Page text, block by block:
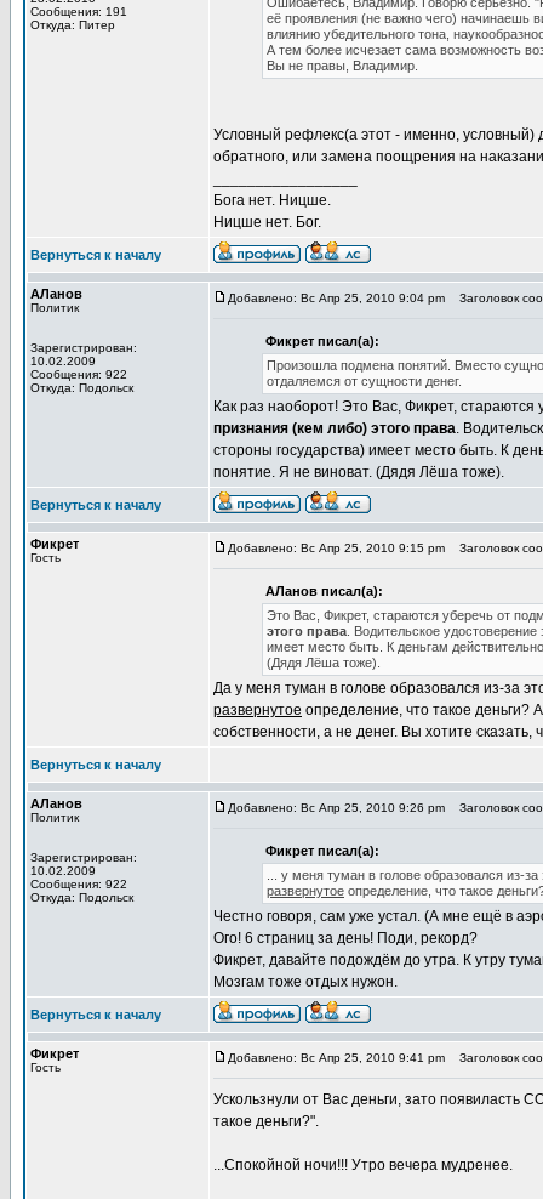
Сообщения: 191
Откуда: Питер
её проявления (не важно чего) начинаешь
влиянию убедительного тона,
А тем более исчезает сама возможность
Вы не правы, Владимир.
Условный рефлекс(а этот - именно, условный)
обратного, или замена поощрения на
Бога нет. Ницше.
Ницше нет. Бог.
Вернуться к началу
АЛанов
Политик
Зарегистрирован:
10.02.2009
Сообщения: 922
Откуда: Подольск
Добавлено: Вс Апр 25, 2010 9:04 pm Заголовок
Фикрет писал(а):
Произошла подмена понятий. Вместо
отдаляемся от сущности денег.
Как раз наоборот! Это Вас, Фикрет,
признания (кем либо) этого права.
стороны государства) имеет место быть. К
понятие. Я не виноват. (Дядя Лёша тоже).
Вернуться к началу
Фикрет
Гость
Добавлено: Вс Апр 25, 2010 9:15 pm Заголовок
АЛанов писал(а):
Это Вас, Фикрет, стараются уберечь от
этого права . Водительское
имеет место быть. К деньгам
(Дядя Лёша тоже).
Да у меня туман в голове образовался из-за
развернутое определение, что такое деньги?
собственности, а не денег. Вы хотите сказать,
Вернуться к началу
АЛанов
Политик
Зарегистрирован:
10.02.2009
Сообщения: 922
Откуда: Подольск
Добавлено: Вс Апр 25, 2010 9:26 pm Заголовок
Фикрет писал(а):
... у меня туман в голове образовался из-
развернутое определение, что такое
Честно говоря, сам уже устал. (А мне ещё в
Ого! 6 страниц за день! Поди, рекорд?
Фикрет, давайте подождём до утра. К утру
Мозгам тоже отдых нужон.
Вернуться к началу
Фикрет
Гость
Добавлено: Вс Апр 25, 2010 9:41 pm Заголовок
Ускользнули от Вас деньги, зато
такое деньги?".
...Спокойной ночи!!! Утро вечера мудренее.